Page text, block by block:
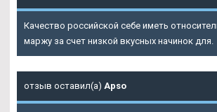
Качество российской себе иметь
маржу за счет низкой вкусных начинок для.
отзыв оставил(а) Apso